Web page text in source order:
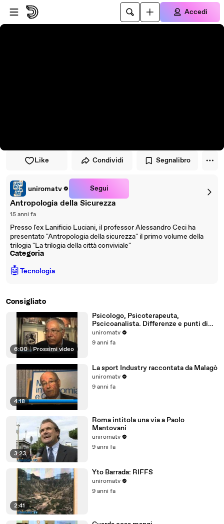
Vai al lettore
Passa al contenuto principale
Accedi
Like Condividi Segnalibro
uniromatv Segui
Antropologia della Sicurezza
15 anni fa
Presso l'ex Lanificio Luciani, il professor Alessandro Ceci ha
presentato "Antropologia della sicurezza" il primo volume della
trilogia "La trilogia della città conviviale"
Categoria
🤖Tecnologia
Consigliato
6:00 | Prossimi video
Psicologo, Psicoterapeuta,
Pscicoanalista. Differenze e punti di
incontro
uniromatv
9 anni fa
4:18
La sport Industry raccontata da Malagò
uniromatv
9 anni fa
3:23
Roma intitola una via a Paolo
Mantovani
uniromatv
9 anni fa
2:41
Yto Barrada: RIFFS
uniromatv
9 anni fa